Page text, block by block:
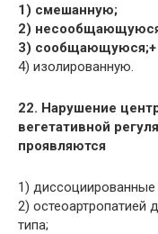
1) смешанную;
2)
3) сообщающуюся;+
4) изолированную.
22. Нарушение
вегетативной
проявляются
1) диссоциированные
2) остеоартропатией
типа;